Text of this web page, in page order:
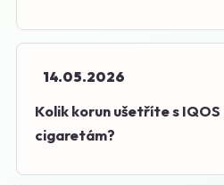
14.05.2026
Kolik korun ušetříte s
cigaretám?